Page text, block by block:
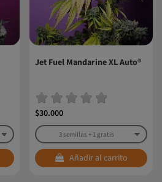
Jet Fuel Mandarine XL Auto®
$30.000
Añadir al carrito